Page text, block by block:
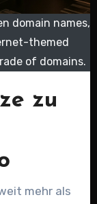
domain names,
themed
of domains.
zu
mehr als